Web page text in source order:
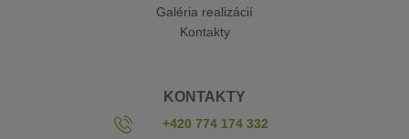
Galéria realizácií
Kontakty
KONTAKTY
+420 774 174 332